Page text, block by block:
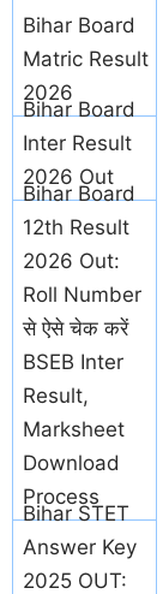
Bihar Board
Matric Result
2026
Bihar Board
Inter Result
2026 Out
Bihar Board
12th Result
2026 Out:
Roll Number
से ऐसे चेक करें
BSEB Inter
Result,
Marksheet
Download
Process
Bihar STET
Answer Key
2025 OUT: